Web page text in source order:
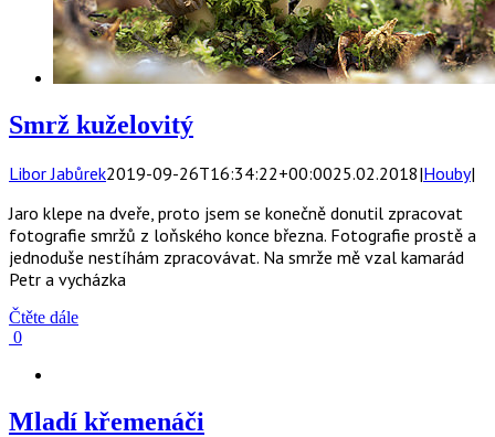
Smrž kuželovitý
Libor Jabůrek2019-09-26T16:34:22+00:0025.02.2018|Houby|
Jaro klepe na dveře, proto jsem se konečně donutil zpracovat
fotografie smržů z loňského konce března. Fotografie prostě a
jednoduše nestíhám zpracovávat. Na smrže mě vzal kamarád
Petr a vycházka
Čtěte dále
0
Mladí křemenáči